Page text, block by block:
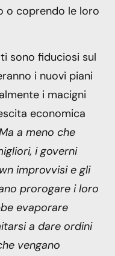
o coprendo le loro
sono fiduciosi sul
i nuovi piani
i macigni
economica
a meno che
i governi
improvvisi e gli
prorogare i loro
evaporare
a dare ordini
vengano